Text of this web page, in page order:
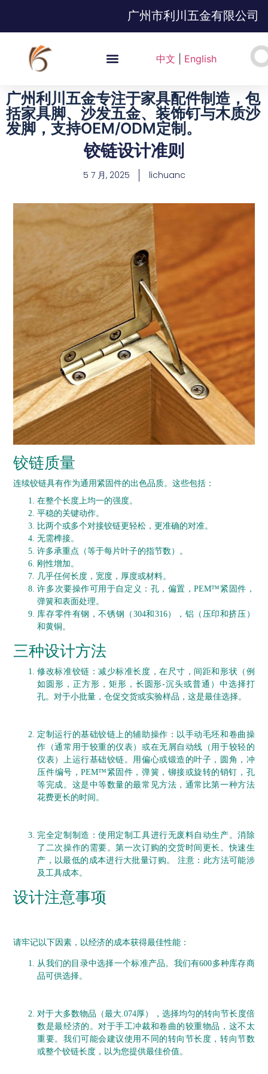
广州市利川五金有限公司
中文 English
广州利川五金专注于家具配件制造，包
括家具脚、沙发五金、装饰钉与木质沙
发脚，支持OEM/ODM定制。
铰链设计准则
5 7 月, 2025 lichuanc
铰链质量
连续铰链具有作为通用紧固件的出色品质。这些包括：
在整个长度上均一的强度。
平稳的关键动作。
比两个或多个对接铰链更轻松，更准确的对准。
无需榫接。
许多承重点（等于每片叶子的指节数）。
刚性增加。
几乎任何长度，宽度，厚度或材料。
许多 次要操作可用于自定义：孔，偏置，PEM™紧固件，
弹簧和表面处理。
库存零件有钢，不锈钢（304和316），铝（压印和挤压）
和黄铜。
三种设计方法
修改标准铰链：减少标准长度，在尺寸，间距和形状（例
如圆形，正方形，矩形，长圆形-沉头或普通）中选择打
孔。 对于小批量，仓促交货或实验样品，这是最佳选择。
定制运行的基础铰链上的辅助操作：以手动毛坯和卷曲操
作（通常用于较重的仪表）或在无屑自动线（用于较轻的
仪表）上运行基础铰链。
用偏心或锻造的叶子，圆角，冲
压件编号，PEM™紧固件，弹簧，铆接或旋转的销钉，孔
等完成。这是中等数量的最常见方法，通常比第一种方法
花费更长的时间。
完全定制制造：使用定制工具进行无废料自动生产。消除
了二次操作的需要。第一次订购的交货时间更长。快速生
产，以最低的成本进行大批量订购。 注意：此方法可能涉
及工具成本。
设计注意事项
请牢记以下因素，以经济的成本获得最佳性能：
从我们的目录中选择一个标准产品。 我们有600多种库存商
品可供选择。
对于大多数物品（最大.074厚），选择均匀的转向节长度倍
数是最经济的。对于手工冲裁和卷曲的较重物品，这不太
重要。我们可能会建议使用不同的转向节长度，转向节数
或整个铰链长度，以为您提供最佳价值。